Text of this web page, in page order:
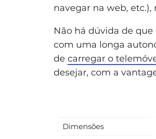
navegar na web,
Não há dúvida de
com uma longa
de carregar o
desejar, com a
Dimensões